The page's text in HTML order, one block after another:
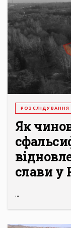
РОЗСЛІДУВАННЯ
Як
слави у
...